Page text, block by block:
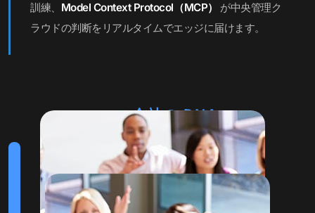
訓練、 Model Context Protocol（MCP）
が中央管理ク
ラウドの判断をリアルタイムでエッジに届けます。
会社の DNA